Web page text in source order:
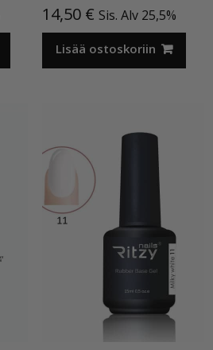
14,50 € Sis. Alv 25,5%
Lisää ostoskoriin